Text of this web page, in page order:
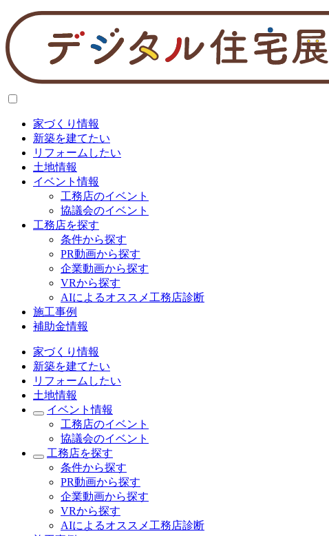
家づくり情報
新築を建てたい
リフォームしたい
土地情報
イベント情報
工務店のイベント
協議会のイベント
工務店を探す
条件から探す
PR動画から探す
企業動画から探す
VRから探す
AIによるオススメ工務店診断
施工事例
補助金情報
家づくり情報
新築を建てたい
リフォームしたい
土地情報
イベント情報
工務店のイベント
協議会のイベント
工務店を探す
条件から探す
PR動画から探す
企業動画から探す
VRから探す
AIによるオススメ工務店診断